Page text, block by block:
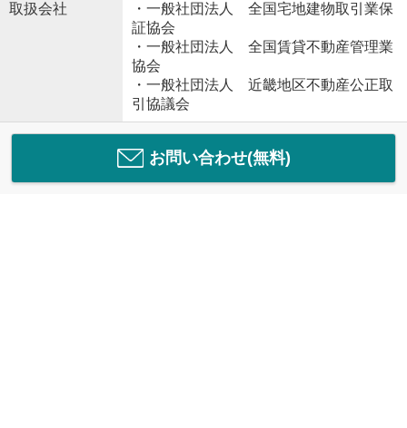
取扱会社
・一般社団法人 全国宅地建物取引業保
証協会
・一般社団法人 全国賃貸不動産管理業
協会
・一般社団法人 近畿地区不動産公正取
引協議会
お問い合わせ(無料)